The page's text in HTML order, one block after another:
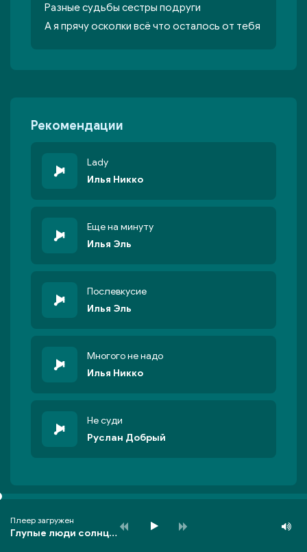
Разные судьбы сестры подруги
А я прячу осколки всё что осталось от тебя
Рекомендации
Lady
Илья Никко
Еще на минуту
Илья Эль
Послевкусие
Илья Эль
Многого не надо
Илья Никко
Не суди
Руслан Добрый
Плеер загружен
Глупые люди солнце на блюде едят